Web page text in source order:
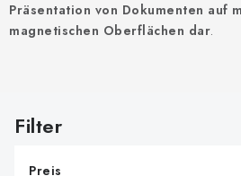
Über uns Handelsbedingungen
Präsentation von Dokumenten auf
magnetischen Oberflächen dar.
Preis